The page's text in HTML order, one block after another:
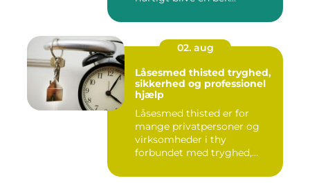
02. aug
Låsesmed thisted tryghed,
sikkerhed og professionel
hjælp
Låsesmed thisted er for
mange privatpersoner og
virksomheder i thy
forbundet med tryghed,